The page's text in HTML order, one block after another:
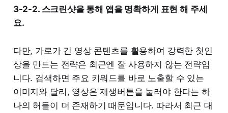
3-2-2. 스크린샷을 통해 앱을 명확하게 표현 해 주세
요.
다만, 가로가 긴 영상 콘텐츠를 활용하여 강력한 첫인
상을 만드는 전략은 최근엔 잘 사용하지 않는 전략입
니다. 검색하면 주요 키워드를 바로 노출할 수 있는
이미지와 달리, 영상은 재생버튼을 눌러야 한다는 하
나의 허들이 더 존재하기 때문입니다. 따라서 최근 대